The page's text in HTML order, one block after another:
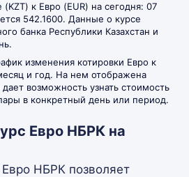
к Евро (EUR) на сегодня: 07
542.1600. Данные о курсе
банка Республики Казахстан и
изменения котировки Евро к
и год. На нем отображена
дает возможность узнать стоимость
в конкретный день или период.
Евро НБРК на
НБРК позволяет